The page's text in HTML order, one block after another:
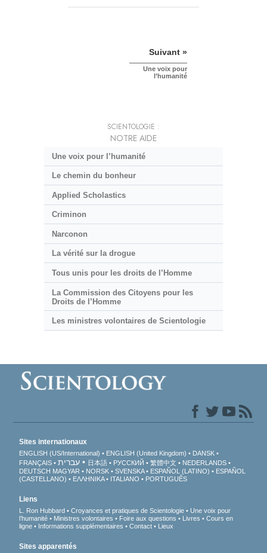
Suivant »
Une voix pour
l’humanité
SCIENTOLOGIE :
NOTRE AIDE
Une voix pour l’humanité
Le chemin du bonheur
Applied Scholastics
Criminon
Narconon
La vérité sur la drogue
Tous unis pour les droits de l’Homme
La Commission des Citoyens pour les
Droits de l’Homme
Les ministres volontaires de Scientologie
Sites internationaux
ENGLISH (US/International) ENGLISH (United Kingdom)
DANSK
FRANÇAIS
עברית 日本語 РУССКИЙ 繁體中文
NEDERLANDS
DEUTSCH MAGYAR NORSK SVENSKA ESPAÑOL (LATINO)
ESPAÑOL
(CASTELLANO)
ΕΛΛΗΝΙΚA ITALIANO PORTUGUÊS
Liens
L. Ron Hubbard Croyances et pratiques de Scientologie
Une voix pour
l’humanité
Ministres volontaires Foire aux questions Livres
Cours en
ligne
Informations supplémentaires Contact Lieux
Sites apparentés